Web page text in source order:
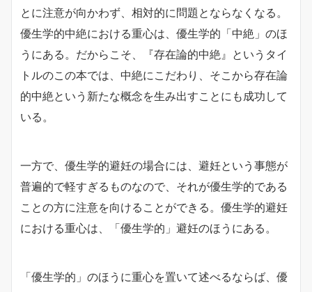
とに注意が向かわず、相対的に問題とならなくなる。
優生学的中絶における重心は、優生学的「中絶」のほ
うにある。だからこそ、『存在論的中絶』というタイ
トルのこの本では、中絶にこだわり、そこから存在論
的中絶という新たな概念を生み出すことにも成功して
いる。
一方で、優生学的避妊の場合には、避妊という事態が
普遍的で軽すぎるものなので、それが優生学的である
ことの方に注意を向けることができる。優生学的避妊
における重心は、「優生学的」避妊のほうにある。
「優生学的」のほうに重心を置いて述べるならば、優